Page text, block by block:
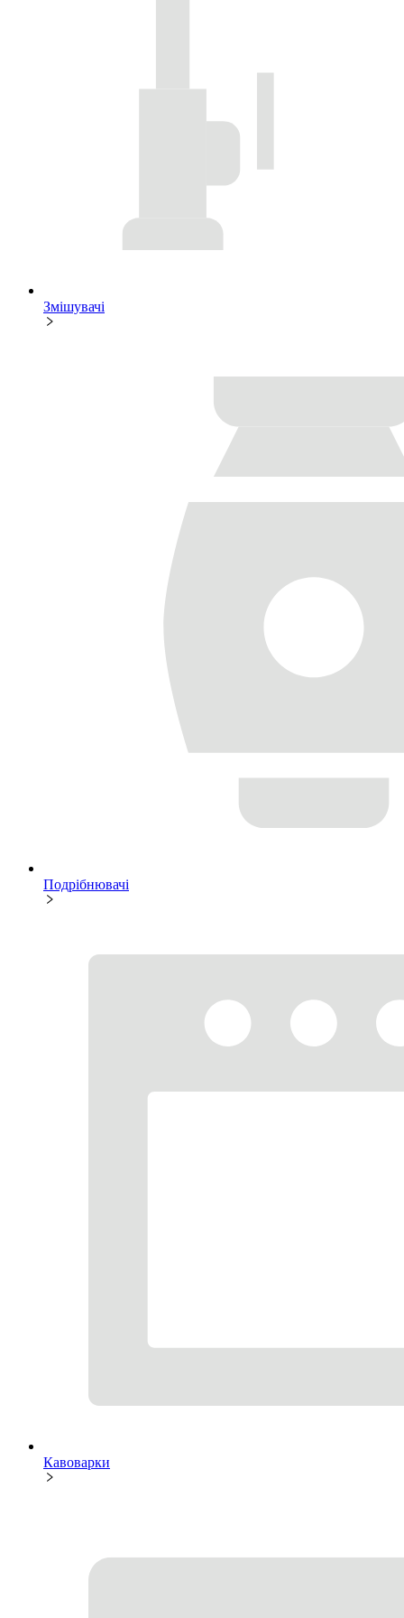
Змішувачі
Подрібнювачі
Кавоварки